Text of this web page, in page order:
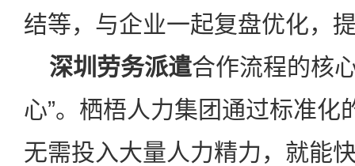
结等，与企业一起复盘优化，
深圳劳务派遣合作流程的核
心”。栖梧人力集团通过标准化
无需投入大量人力精力，就能